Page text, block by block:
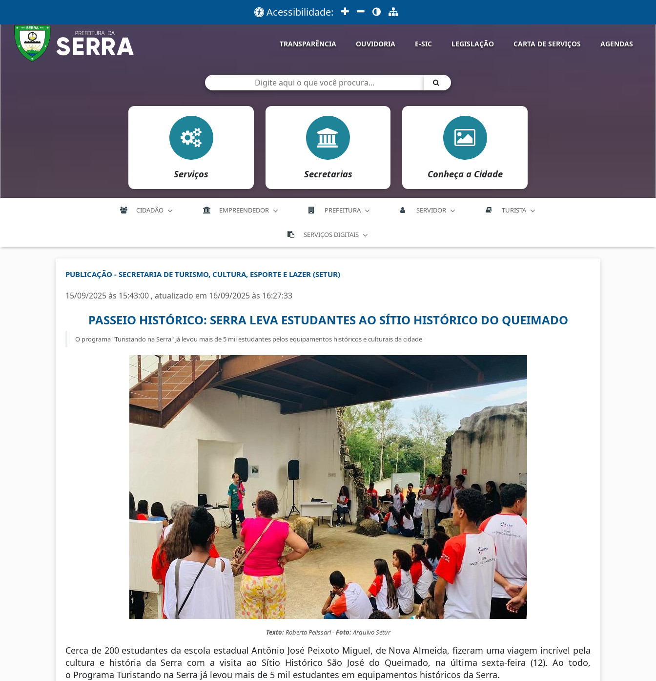
Acessibilidade:
TRANSPARÊNCIA OUVIDORIA E-SIC LEGISLAÇÃO CARTA DE SERVIÇOS AGENDAS
Serviços Secretarias Conheça a Cidade
CIDADÃO EMPREENDEDOR PREFEITURA SERVIDOR TURISTA
SERVIÇOS DIGITAIS
PUBLICAÇÃO - SECRETARIA DE TURISMO, CULTURA, ESPORTE E LAZER (SETUR)
15/09/2025 às 15:43:00 , atualizado em 16/09/2025 às 16:27:33
PASSEIO HISTÓRICO: SERRA LEVA ESTUDANTES AO SÍTIO HISTÓRICO DO QUEIMADO
O programa "Turistando na Serra" já levou mais de 5 mil estudantes pelos equipamentos históricos e culturais da cidade
Texto:Roberta Pelissari -Foto:Arquivo Setur
Cerca de 200 estudantes da escola estadual Antônio José Peixoto Miguel, de Nova Almeida, fizeram uma viagem incrível pela
cultura e história da Serra com a visita ao Sítio Histórico São José do Queimado, na última sexta-feira (12). Ao todo,
o Programa Turistando na Serra já levou mais de 5 mil estudantes em equipamentos históricos da Serra.